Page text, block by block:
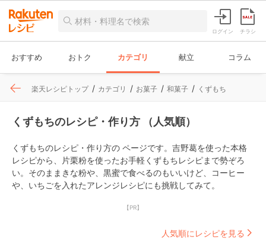
ログイン チラシ
おすすめ おトク カテゴリ 献立 コラム
楽天レシピトップ カテゴリ お菓子 和菓子 くずもち
くずもちのレシピ・作り方 （人気順）
くずもちのレシピ・作り方の ページです。吉野葛を使った本格
レシピから、片栗粉を使ったお手軽くずもちレシピまで勢ぞろ
い。そのままきな粉や、黒蜜で食べるのもいいけど、コーヒー
や、いちごを入れたアレンジレシピにも挑戦してみて。
【PR】
人気順にレシピを見る